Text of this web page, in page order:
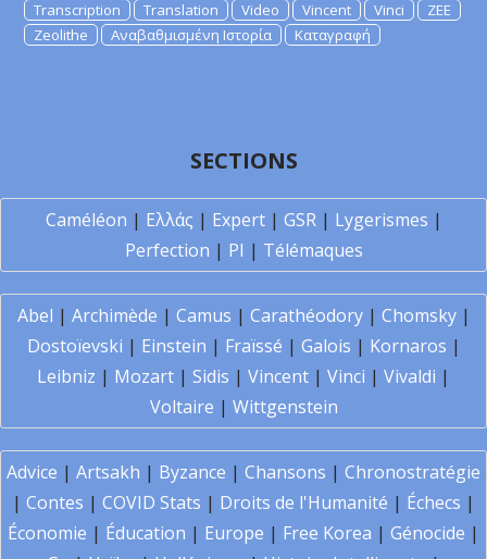
Transcription
Translation Video Vincent Vinci
ZEE
Zeolithe
Αναβαθμισμένη Ιστορία Καταγραφή
SECTIONS
Caméléon | Ελλάς | Expert| GSR| Lygerismes |
Perfection | PI | Télémaques
Abel | Archimède | Camus | Carathéodory| Chomsky|
Dostoïevski | Einstein | Fraïssé | Galois | Kornaros |
Leibniz | Mozart | Sidis | Vincent | Vinci | Vivaldi |
Voltaire | Wittgenstein
Advice | Artsakh | Byzance | Chansons | Chronostratégie
| Contes | COVID Stats | Droits de l'Humanité | Échecs |
Économie | Éducation | Europe | Free Korea | Génocide |